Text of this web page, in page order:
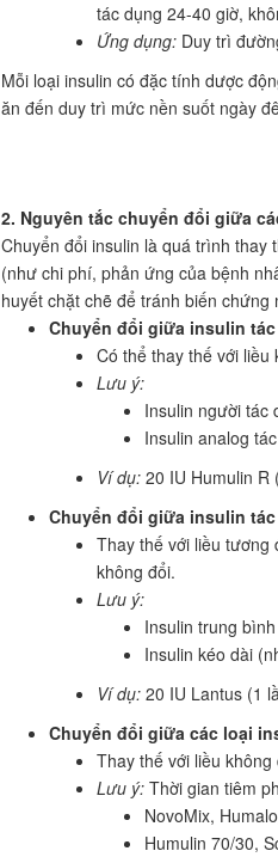
tác dụng 24-40 giờ,
Ứng dụng:Duy trì
Mỗi loại insulin có đặc tính dược
ăn đến duy trì mức nền suốt ngày
2. Nguyên tắc chuyển đổi giữa
Chuyển đổi insulin là quá trình thay
(như chi phí, phản ứng của bệnh
huyết chặt chẽ để tránh biến
Chuyển đổi giữa insulin
Có thể thay thế với liều
Lưu ý:
Insulin người tác
Insulin analog
Ví dụ:20 IU Humulin R
Chuyển đổi giữa insulin
Thay thế với liều tương
không đổi.
Lưu ý:
Insulin trung
Insulin kéo dài
Ví dụ:20 IU Lantus (1
Chuyển đổi giữa các loại
Thay thế với liều
Lưu ý:Thời gian tiêm
NovoMix,
Humulin 70/30,